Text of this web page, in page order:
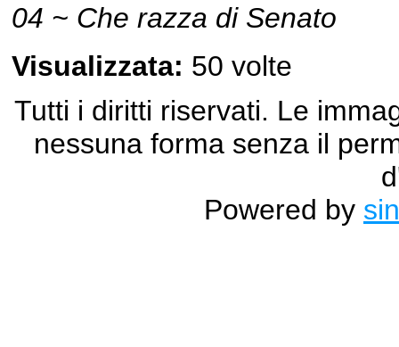
04 ~ Che razza di Senato
Visualizzata: 50 volte
Tutti i diritti riservati. Le
nessuna forma senza il
Powered by